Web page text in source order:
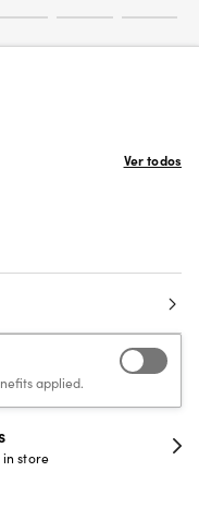
Ver todos
applied.
in store